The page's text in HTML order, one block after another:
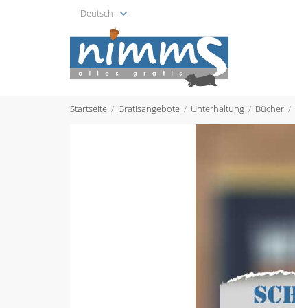
Deutsch
Startseite Gratisangebote Unterhaltung Bücher